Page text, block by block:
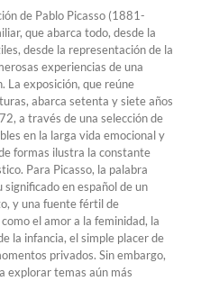
de Pablo Picasso (1881-
que abarca todo, desde la
desde la representación de la
experiencias de una
La exposición, que reúne
abarca setenta y siete años
a través de una selección de
en la larga vida emocional y
formas ilustra la constante
Para Picasso, la palabra
significado en español de un
y una fuente fértil de
el amor a la feminidad, la
la infancia, el simple placer de
privados. Sin embargo,
explorar temas aún más